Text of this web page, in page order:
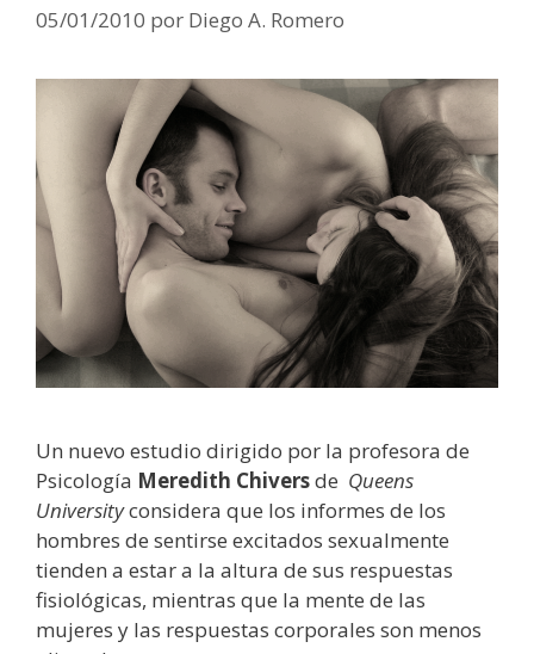
05/01/2010 por Diego A. Romero
Un nuevo estudio dirigido por la profesora de
Psicología Meredith Chiversde Queens
Universityconsidera que los informes de los
hombres de sentirse excitados sexualmente
tienden a estar a la altura de sus respuestas
fisiológicas, mientras que la mente de las
mujeres y las respuestas corporales son menos